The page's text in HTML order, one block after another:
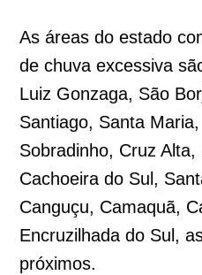
As áreas do estado
de chuva excessiva
Luiz Gonzaga, São
Santiago, Santa
Sobradinho, Cruz
Cachoeira do Sul,
Canguçu, Camaquã,
Encruzilhada do Sul,
próximos.